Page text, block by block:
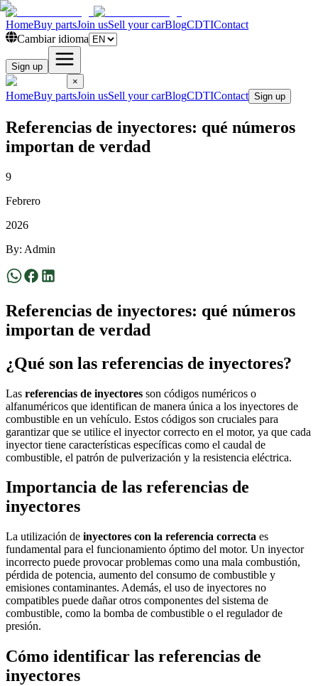
HomeBuy partsJoin usSell your carBlogCDTIContact
Cambiar idioma
Sign up
×
HomeBuy partsJoin usSell your carBlogCDTIContact Sign up
Referencias de inyectores: qué números
importan de verdad
9
Febrero
2026
By: Admin
Referencias de inyectores: qué números
importan de verdad
¿Qué son las referencias de inyectores?
Las referencias de inyectores son códigos numéricos o
alfanuméricos que identifican de manera única a los inyectores de
combustible en un vehículo. Estos códigos son cruciales para
garantizar que se utilice el inyector correcto en el motor, ya que cada
inyector tiene características específicas como el caudal de
combustible, el patrón de pulverización y la resistencia eléctrica.
Importancia de las referencias de
inyectores
La utilización de inyectores con la referencia correcta es
fundamental para el funcionamiento óptimo del motor. Un inyector
incorrecto puede provocar problemas como una mala combustión,
pérdida de potencia, aumento del consumo de combustible y
emisiones contaminantes. Además, el uso de inyectores no
compatibles puede dañar otros componentes del sistema de
combustible, como la bomba de combustible o el regulador de
presión.
Cómo identificar las referencias de
inyectores